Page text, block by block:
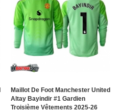
Maillot De Foot Manchester United
Altay Bayindir #1 Gardien
Troisième Vêtements 2025-26